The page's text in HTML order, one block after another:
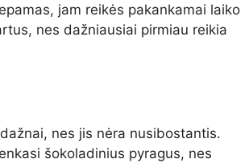
jam reikės pakankamai laiko
nes dažniausiai pirmiau reikia
nes jis nėra nusibostantis.
šokoladinius pyragus, nes